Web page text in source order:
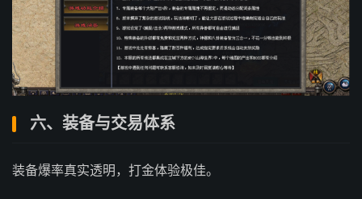
六、装备与交易体系
装备爆率真实透明，打金体验极佳。